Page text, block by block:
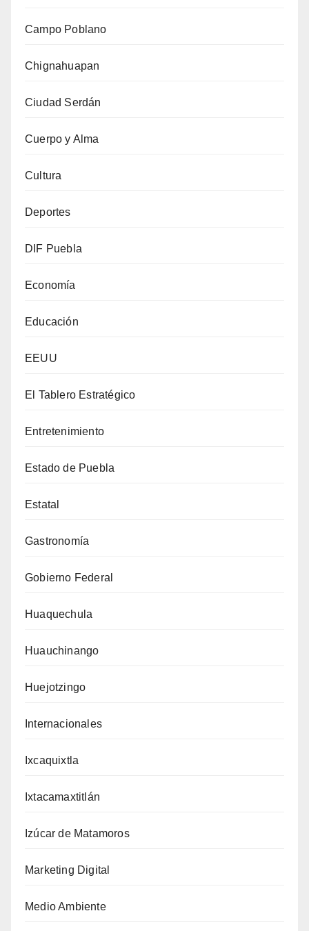
Campo Poblano
Chignahuapan
Ciudad Serdán
Cuerpo y Alma
Cultura
Deportes
DIF Puebla
Economía
Educación
EEUU
El Tablero Estratégico
Entretenimiento
Estado de Puebla
Estatal
Gastronomía
Gobierno Federal
Huaquechula
Huauchinango
Huejotzingo
Internacionales
Ixcaquixtla
Ixtacamaxtitlán
Izúcar de Matamoros
Marketing Digital
Medio Ambiente